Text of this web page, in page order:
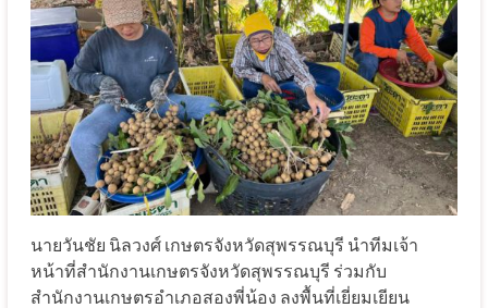
นายวันชัย นิลวงศ์ เกษตรจังหวัดสุพรรณบุรี นำทีมเจ้า
หน้าที่สำนักงานเกษตรจังหวัดสุพรรณบุรี ร่วมกับ
สำนักงานเกษตรอำเภอสองพี่น้อง ลงพื้นที่เยี่ยมเยียน